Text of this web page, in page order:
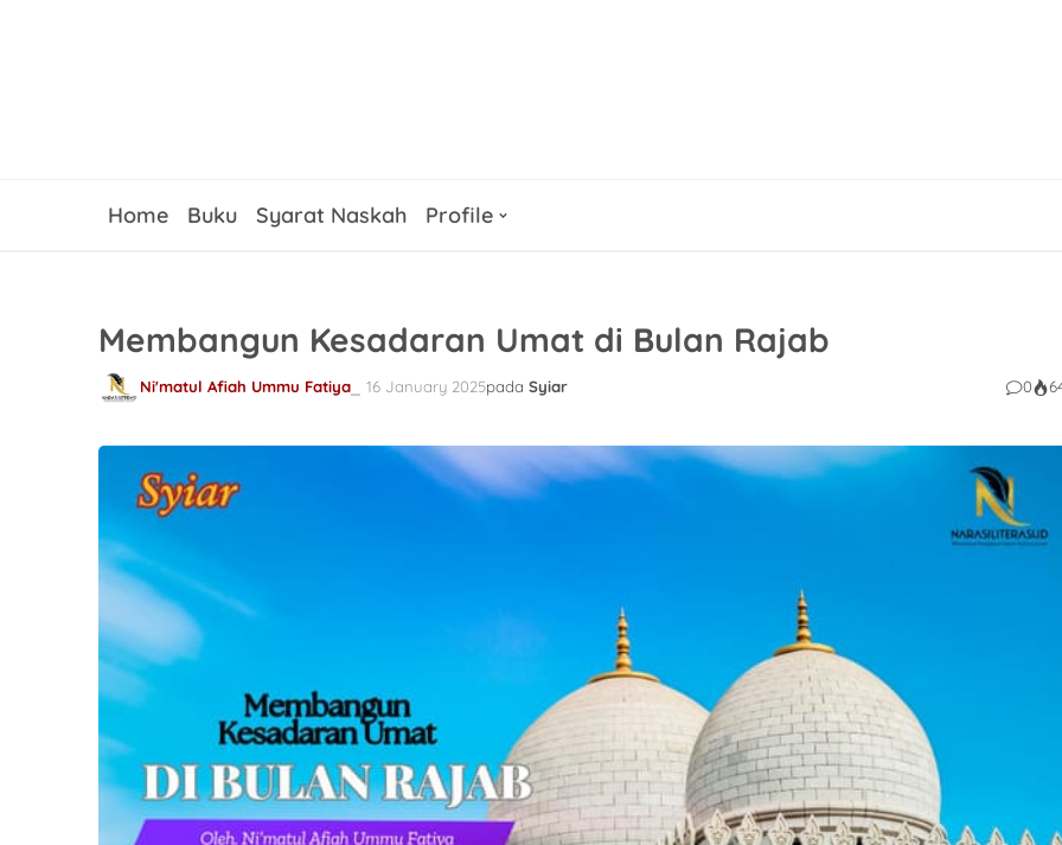
Home Buku Syarat Naskah Profile
Membangun Kesadaran Umat di Bulan Rajab
Ni'matul Afiah Ummu Fatiya 16 January 2025pada Syiar 0